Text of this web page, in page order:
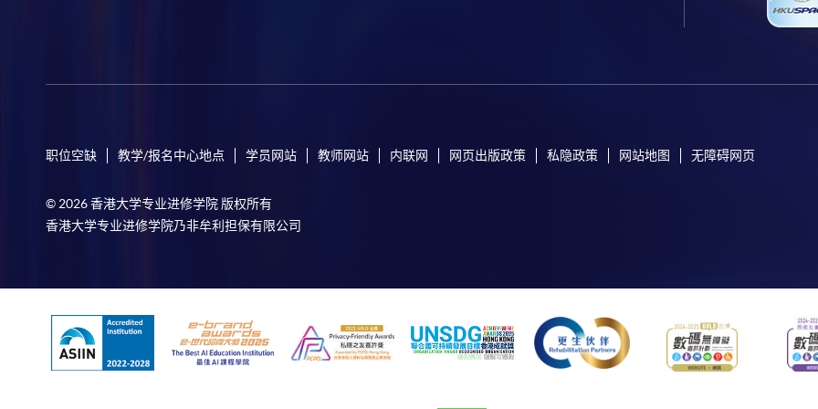
职位空缺 教学/报名中心地点 学员网站 教师网站 内联网 网页出版政策 私隐政策 网站地图 无障碍网页
© 2026 香港大学专业进修学院 版权所有
香港大学专业进修学院乃非牟利担保有限公司